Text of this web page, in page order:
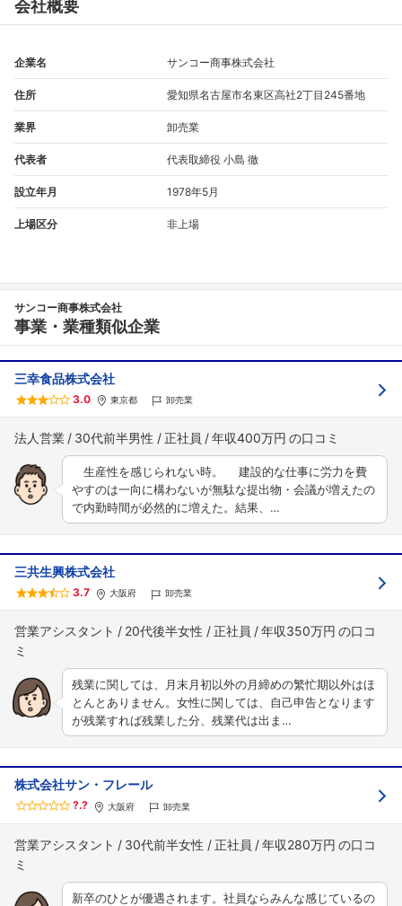
会社概要
企業名 サンコー商事株式会社
住所 愛知県名古屋市名東区高社2丁目245番地
業界 卸売業
代表者 代表取締役 小島 徹
設立年月 1978年5月
上場区分 非上場
サンコー商事株式会社
事業・業種類似企業
三幸食品株式会社
3.0 東京都 卸売業
法人営業 30代前半男性 正社員 年収400万円
生産性を感じられない時。 建設的な仕事に労力を費
やすのは一向に構わないが無駄な提出物・会議が増えたの
で内勤時間が必然的に増えた。結果、…
三共生興株式会社
3.7 大阪府 卸売業
営業アシスタント 20代後半女性 正社員 年収350万円
残業に関しては、月末月初以外の月締めの繁忙期以外はほ
とんとありません。女性に関しては、自己申告となります
が残業すれば残業した分、残業代は出ま…
株式会社サン・フレール
?.? 大阪府 卸売業
営業アシスタント 30代前半女性 正社員 年収280万円
新卒のひとが優遇されます。社員ならみんな感じているの